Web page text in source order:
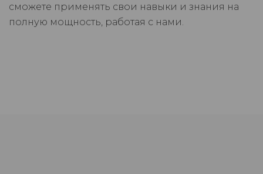
сможете применять свои навыки и знания на
полную мощность, работая с нами.